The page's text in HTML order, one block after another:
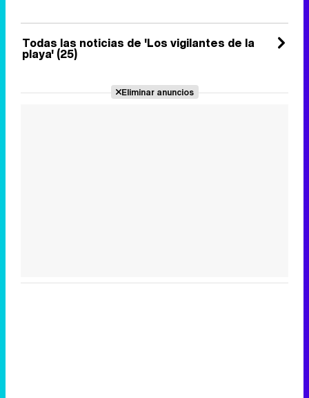
Todas las noticias de 'Los vigilantes de la
playa' (25)
Eliminar anuncios